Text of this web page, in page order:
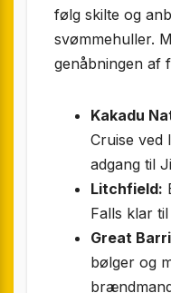
følg skilte og
svømmehuller.
genåbningen af
Kakadu
Cruise ved
adgang til
Litchfield:
Falls klar
Great
bølger og